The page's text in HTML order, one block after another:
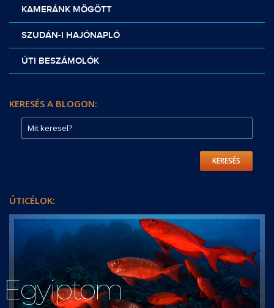
KAMERÁNK MÖGÖTT
SZUDÁN-I HAJÓNAPLÓ
ÚTI BESZÁMOLÓK
KERESÉS A BLOGON:
KERESÉS
ÚTICÉLOK:
Egyiptom